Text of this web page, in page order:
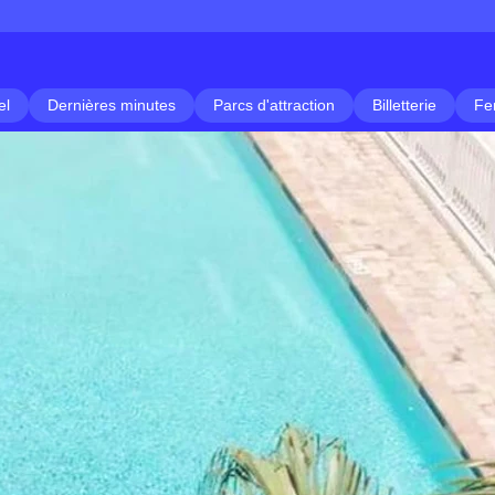
Dernières minutes Parcs d'attraction Billetterie